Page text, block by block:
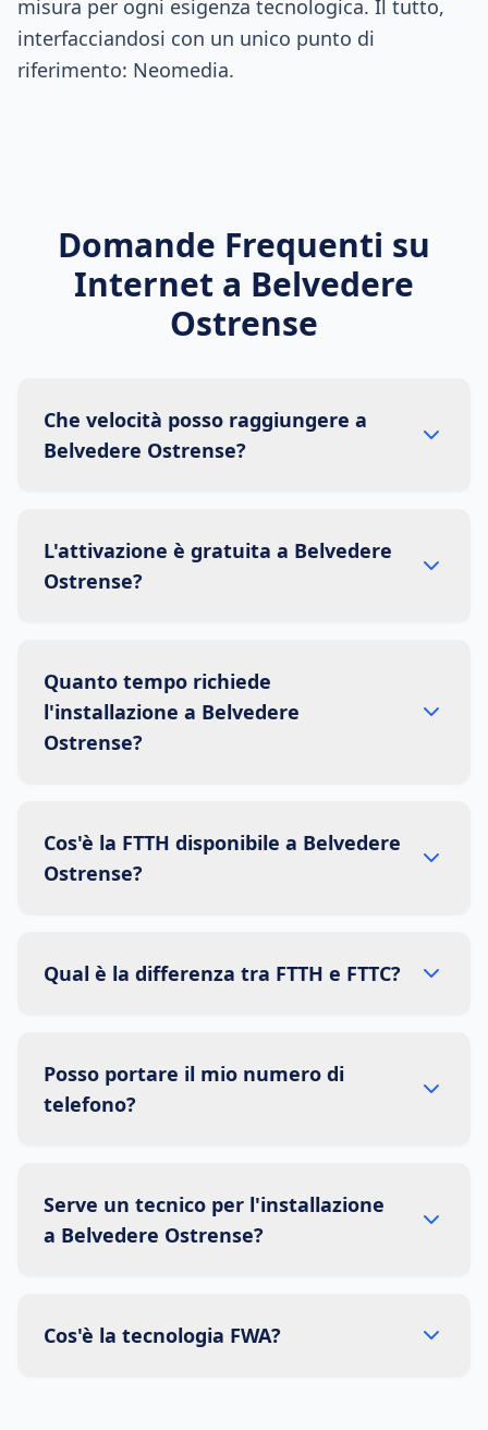
misura per ogni esigenza tecnologica. Il tutto,
interfacciandosi con un unico punto di
riferimento: Neomedia.
Domande Frequenti su
Internet a Belvedere
Ostrense
Che velocità posso raggiungere a
Belvedere Ostrense?
L'attivazione è gratuita a Belvedere
Ostrense?
Quanto tempo richiede
l'installazione a Belvedere
Ostrense?
Cos'è la FTTH disponibile a Belvedere
Ostrense?
Qual è la differenza tra FTTH e FTTC?
Posso portare il mio numero di
telefono?
Serve un tecnico per l'installazione
a Belvedere Ostrense?
Cos'è la tecnologia FWA?